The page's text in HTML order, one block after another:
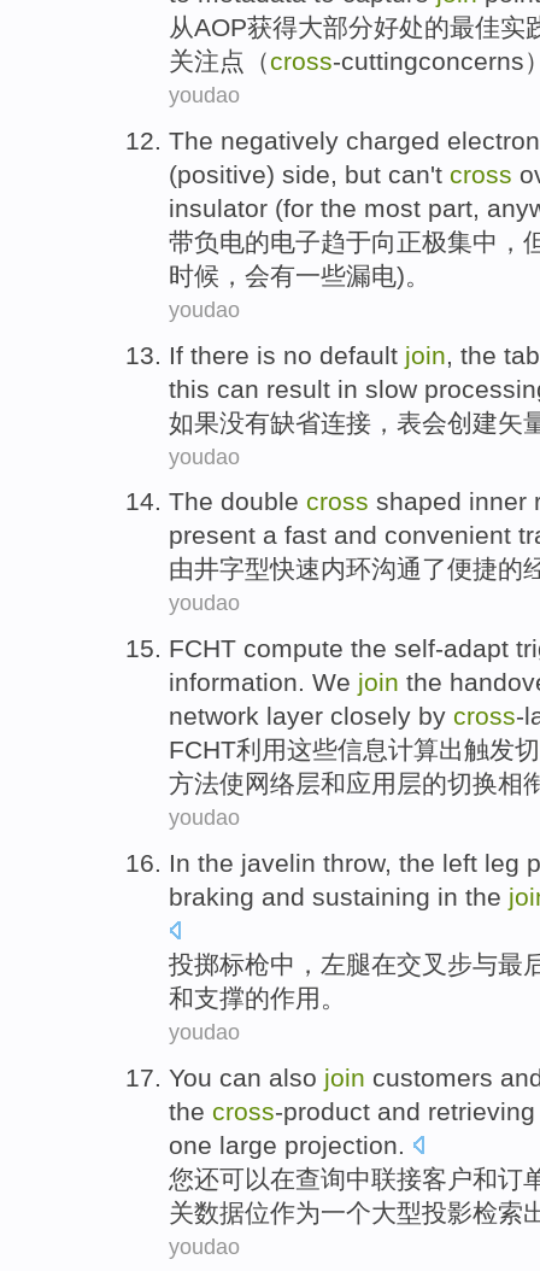
从AOP获得大部分好处的最佳实
关注点（cross-cuttingconcerns
youdao
The negatively charged
(positive) side, but can't cross
insulator (for the most part,
带负电的电子趋于向正极集中，
时候，会有一些漏电)。
youdao
If there is no default join , the
this can result in slow
如果没有缺省连接 ， 表会创建矢
youdao
The double cross shaped inner
present a fast and convenient
由井字型快速内环沟通了便捷的
youdao
FCHT compute the self-adapt
information. We join the
network layer closely by cross-
FCHT利用这些信息计算出触发
方法使网络层和应用层的切换相
youdao
In the javelin throw, the left leg
braking and sustaining in the
投掷标枪中 ， 左腿在交叉步与最
和支撑的作用 。
youdao
You can also join customers
the cross-product and retrieving
one large projection.
您还可以在查询中联接客户和订
关数据位作为一个大型投影检索
youdao